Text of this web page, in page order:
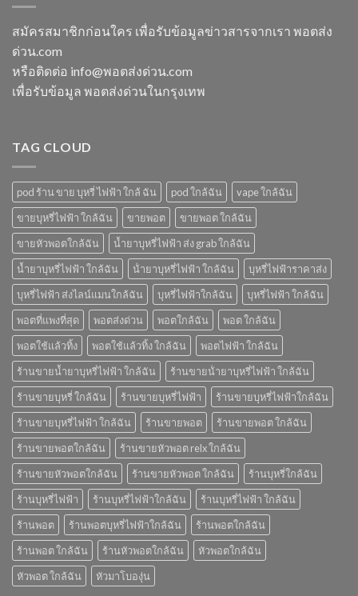
ฉัน
vmc
ราคา
ice
โบ
มี
สมัครสมาชิกก่อนใคร เพื่อรับข้อมูลข่าวสารจากเรา พอตส่ง
ด่วน.com
หรือติดต่อ info@พอตส่งด่วน.com
เพื่อรับข้อมูล พอตส่งด่วนในกรุงเทพ
TAG CLOUD
pod ร้าน ขาย บุหรี่ ไฟฟ้า ใกล้ ฉัน pod ใกล้ฉัน
vape ใกล้ฉัน
ขายบุหรี่ไฟฟ้า ใกล้ฉัน
ขายพอต
ขายพอต ใกล้ฉัน
ขายหัวพอตใกล้ฉัน
น้ำยาบุหรี่ไฟฟ้า ส่ง grab ใกล้ฉัน
น้ำยาบุหรี่ไฟฟ้า ใกล้ฉัน
น้ํายาบุหรี่ไฟฟ้า ใกล้ฉัน
บุหรี่ไฟฟ้าราคาส่ง
บุหรี่ไฟฟ้า ส่งไลน์แมนใกล้ฉัน
บุหรี่ไฟฟ้าใกล้ฉัน
บุหรี่ไฟฟ้า ใกล้ฉัน
พอตที่แพงที่สุด
พอตส่งด่วน พอตใกล้ฉัน
พอต ใกล้ฉัน
พอตใช้แล้วทิ้ง
พอตใช้แล้วทิ้ง ใกล้ฉัน
พอตไฟฟ้า ใกล้ฉัน
ร้านขายน้ำยาบุหรี่ไฟฟ้า ใกล้ฉัน
ร้านขายน้ํายาบุหรี่ไฟฟ้า ใกล้ฉัน
ร้านขายบุหรี่ ใกล้ฉัน
ร้านขายบุหรี่ไฟฟ้า
ร้านขายบุหรี่ไฟฟ้าใกล้ฉัน
ร้านขายบุหรี่ไฟฟ้า ใกล้ฉัน
ร้านขายพอต
ร้านขายพอต ใกล้ฉัน
ร้านขายพอตใกล้ฉัน
ร้านขายหัวพอต relx ใกล้ฉัน
ร้านขายหัวพอตใกล้ฉัน
ร้านขายหัวพอต ใกล้ฉัน
ร้านบุหรี่ใกล้ฉัน
ร้านบุหรี่ไฟฟ้า
ร้านบุหรี่ไฟฟ้าใกล้ฉัน
ร้านบุหรี่ไฟฟ้า ใกล้ฉัน
ร้านพอต
ร้านพอตบุหรี่ไฟฟ้าใกล้ฉัน
ร้านพอตใกล้ฉัน
ร้านพอต ใกล้ฉัน
ร้านหัวพอตใกล้ฉัน
หัวพอตใกล้ฉัน
หัวพอต ใกล้ฉัน
หัวมาโบองุ่น